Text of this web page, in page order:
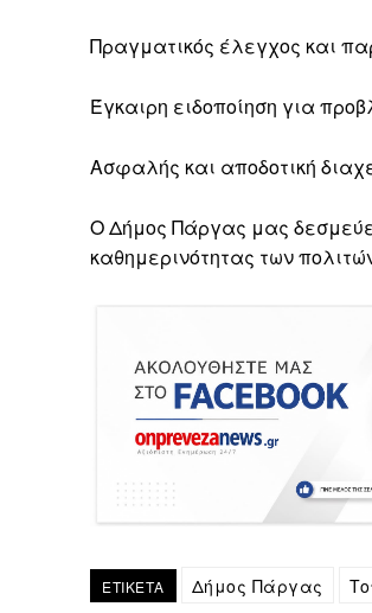
Πραγματικός έλεγχος και
Έγκαιρη ειδοποίηση για
Ασφαλής και αποδοτική
Ο Δήμος Πάργας μας
καθημερινότητας των
ΕΤΙΚΕΤΑ Δήμος Πάργας